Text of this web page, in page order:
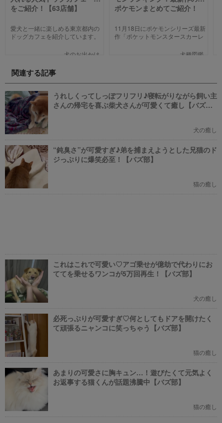
をご紹介！【63店舗】
愛犬と一緒に楽しめる東京都内の
ドッグカフェを紹介しています。
のついでに立ち寄るのにピッタリ
訪れたくなる魅力的で新しいカフ
ェで愛犬と一緒にまったり過ごし
ましょう！
犬のお出かけ
ポケモンまとめてご紹介！
11月18日にポケモンシリーズ最新
作「ポケットモンスタースカーレ
オレット」が世界同時発売しまし
った方も、可愛くてかっこいい犬
モチーフのポケモンにメロメロに
なっちゃうかも。
犬種図鑑
関連する記事
うれしくってしっぽフリフリ♪寝転がりながら飼い主
さんの帰宅を喜ぶ柴犬さんが可愛くて癒し【バズ
犬の癒し
“鈍臭さ”が可愛すぎ♪弟を捕まえようとした兄猫のド
ジっぷりに爆笑必至！【バズ部】
猫の癒し
これはこれで可愛い♡アゴ乗せが億劫で代わりにお
ててを乗せるワンコが5万回再生！【バズ部】
犬の癒し
必死っぷりが可愛すぎ♡何としてもドアを開けたく
て頑張るニャンコに笑っちゃう【バズ部】
猫の癒し
あまりの可愛さに胸キュン…！遊びたくて元気よく
お返事する猫くんが話題沸騰中【バズ部】
猫の癒し